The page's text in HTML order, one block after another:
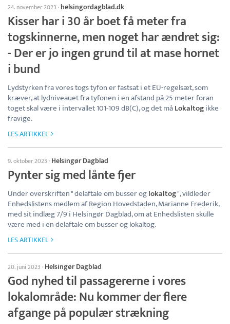
24. november 2023 · helsingordagblad.dk
Kisser har i 30 år boet få meter fra
togskinnerne, men noget har ændret sig:
- Der er jo ingen grund til at mase hornet
i bund
Lydstyrken fra vores togs tyfon er fastsat i et EU-regelsæt, som
kræver, at lydniveauet fra tyfonen i en afstand på 25 meter foran
toget skal være i intervallet 101-109 dB(C), og det måLokaltogikke
fravige.
LES ARTIKKEL
9. oktober 2023 · Helsingør Dagblad
Pynter sig med lånte fjer
Under overskriften " delaftale om busser oglokaltog", vildleder
Enhedslistens medlem af Region Hovedstaden, Marianne Frederik,
med sit indlæg 7/9 i Helsingør Dagblad, om at Enhedslisten skulle
være med i en delaftale om busser og lokaltog.
LES ARTIKKEL
20. juni 2023 · Helsingør Dagblad
God nyhed til passagererne i vores
lokalområde: Nu kommer der flere
afgange på populær strækning